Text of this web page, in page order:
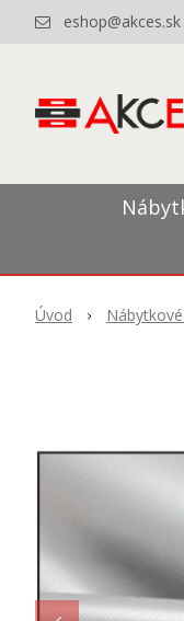
eshop@akces.sk
Úvod